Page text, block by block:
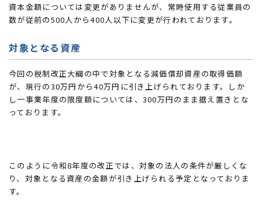
資本金額については変更がありませんが、常時使用する従業員の
数が従前の500人から400人以下に変更が行われております。
対象となる資産
今回の税制改正大綱の中で対象となる減価償却資産の取得価額
が、現行の30万円から40万円に引き上げられております。しか
し一事業年度の限度額については、300万円のまま据え置きとな
っております。
このように令和8年度の改正では、対象の法人の条件が厳しくな
り、対象となる資産の金額が引き上げられる予定となっておりま
す。